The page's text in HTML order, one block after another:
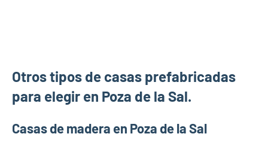
Otros tipos de casas prefabricadas
para elegir en Poza de la Sal.
Casas de madera en Poza de la Sal